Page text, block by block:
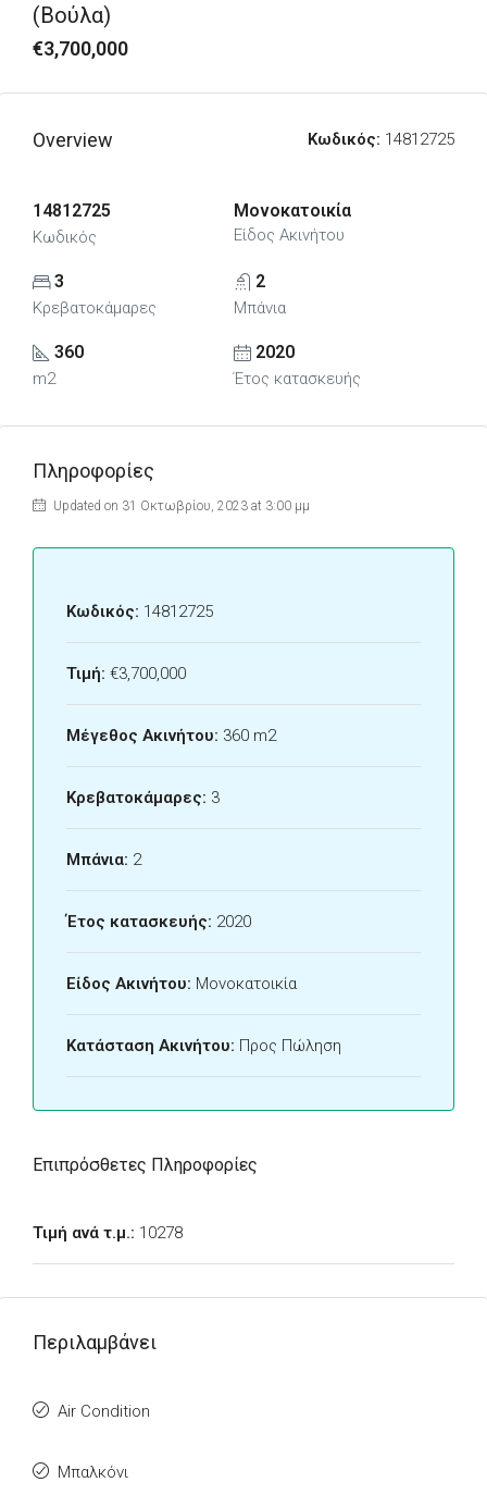
(Βούλα)
€3,700,000
Overview Κωδικός: 14812725
14812725
Κωδικός
Μονοκατοικία
Είδος Ακινήτου
3
Κρεβατοκάμαρες
2
Μπάνια
360
m2
2020
Έτος κατασκευής
Πληροφορίες
Updated on 31 Οκτωβρίου, 2023 at 3:00 μμ
Κωδικός: 14812725
Τιμή: €3,700,000
Μέγεθος Ακινήτου: 360 m2
Κρεβατοκάμαρες: 3
Μπάνια: 2
Έτος κατασκευής: 2020
Είδος Ακινήτου: Μονοκατοικία
Κατάσταση Ακινήτου: Προς Πώληση
Επιπρόσθετες Πληροφορίες
Τιμή ανά τ.μ.: 10278
Περιλαμβάνει
Air Condition
Μπαλκόνι